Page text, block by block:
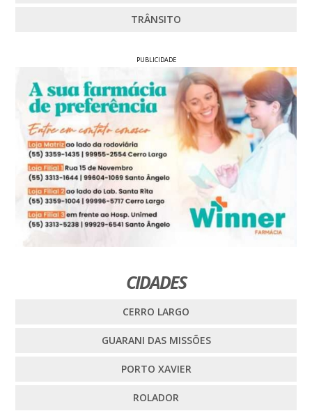
TRÂNSITO
PUBLICIDADE
CIDADES
CERRO LARGO
GUARANI DAS MISSÕES
PORTO XAVIER
ROLADOR